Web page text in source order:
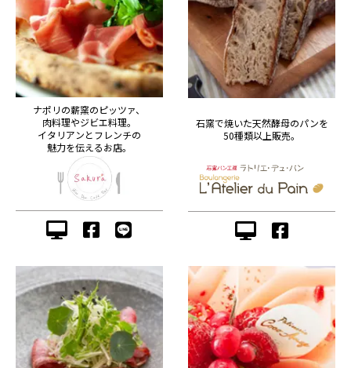
ナポリの薪窯のピッツァ、
肉料理やジビエ料理。
イタリアンとフレンチの
魅力を伝えるお店。
石窯で焼いた天然酵母のパンを
50種類以上販売。